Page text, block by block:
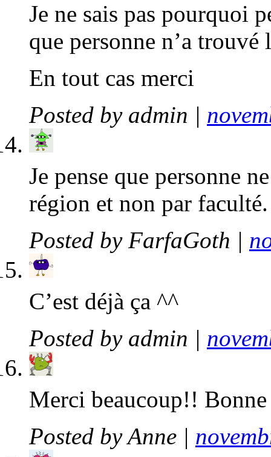
Je ne sais pas pourquoi
que personne n’a trouvé
En tout cas merci
Posted by admin |
Je pense que personne
région et non par faculté.
Posted by FarfaGoth |
C’est déjà ça ^^
Posted by admin |
Merci beaucoup!!
Posted byAnne |